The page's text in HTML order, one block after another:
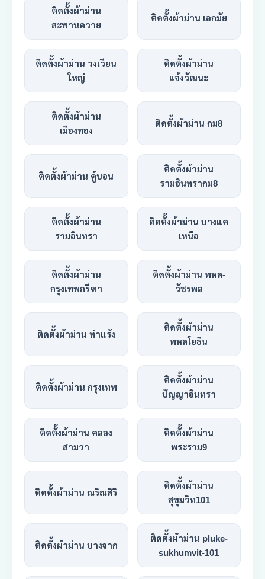
ติดตั้งผ้าม่าน
สะพานควาย
ติดตั้งผ้าม่าน เอกมัย
ติดตั้งผ้าม่าน วงเวียน
ใหญ่
ติดตั้งผ้าม่าน
แจ้งวัฒนะ
ติดตั้งผ้าม่าน
เมืองทอง
ติดตั้งผ้าม่าน กม8
ติดตั้งผ้าม่าน คู้บอน
ติดตั้งผ้าม่าน
รามอินทรากม8
ติดตั้งผ้าม่าน
รามอินทรา
ติดตั้งผ้าม่าน บางแค
เหนือ
ติดตั้งผ้าม่าน
กรุงเทพกรีฑา
ติดตั้งผ้าม่าน พหล-
วัชรพล
ติดตั้งผ้าม่าน ท่าแร้ง
ติดตั้งผ้าม่าน
พหลโยธิน
ติดตั้งผ้าม่าน กรุงเทพ
ติดตั้งผ้าม่าน
ปัญญาอินทรา
ติดตั้งผ้าม่าน คลอง
สามวา
ติดตั้งผ้าม่าน
พระราม9
ติดตั้งผ้าม่าน ณริณสิริ
ติดตั้งผ้าม่าน
สุขุมวิท101
ติดตั้งผ้าม่าน บางจาก
ติดตั้งผ้าม่าน pluke-
sukhumvit-101